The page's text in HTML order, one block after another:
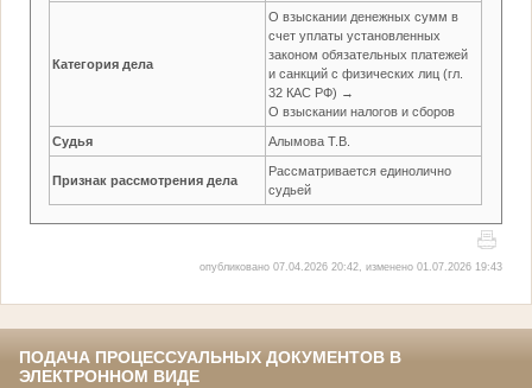
Категория дела
О взыскании денежных сумм в
счет уплаты установленных
законом обязательных платежей
и санкций с физических лиц (гл.
32 КАС РФ) →
О взыскании налогов и сборов
Судья Алымова Т.В.
Признак рассмотрения дела
Рассматривается единолично
судьей
опубликовано 07.04.2026 20:42, изменено 01.07.2026 19:43
ПОДАЧА ПРОЦЕССУАЛЬНЫХ ДОКУМЕНТОВ В
ЭЛЕКТРОННОМ ВИДЕ